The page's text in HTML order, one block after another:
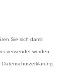
Sie sich damit
verwendet werden.
Datenschutzerklärung